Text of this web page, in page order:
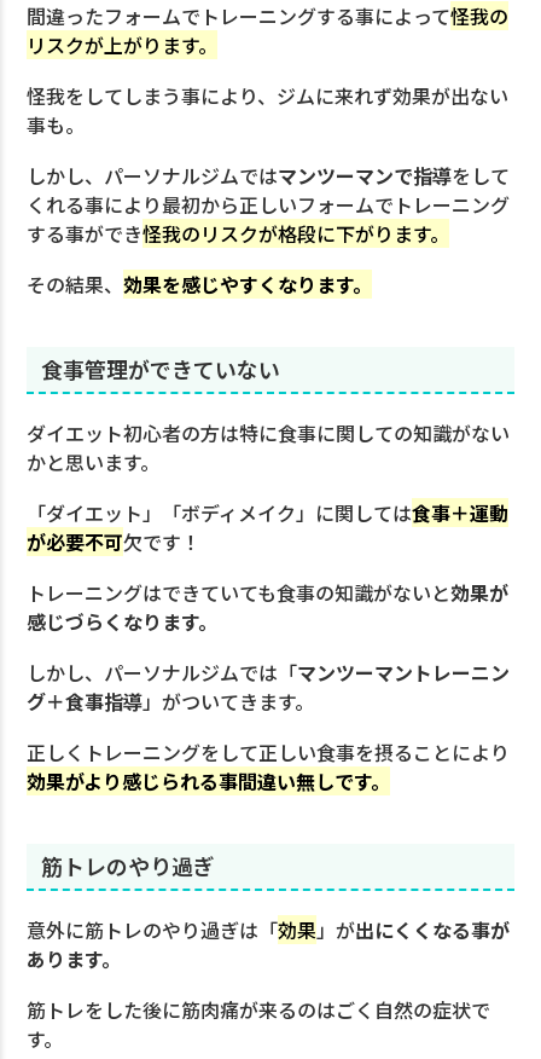
間違ったフォームでトレーニングする事によって怪我の
リスクが上がります。
怪我をしてしまう事により、ジムに来れず効果が出ない
事も。
しかし、パーソナルジムではマンツーマンで指導をして
くれる事により最初から正しいフォームでトレーニング
する事ができ怪我のリスクが格段に下がります。
その結果、効果を感じやすくなります。
食事管理ができていない
ダイエット初心者の方は特に食事に関しての知識がない
かと思います。
「ダイエット」「ボディメイク」に関しては食事＋運動
が必要不可欠です！
トレーニングはできていても食事の知識がないと効果が
感じづらくなります。
しかし、パーソナルジムでは「マンツーマントレーニン
グ＋食事指導」がついてきます。
正しくトレーニングをして正しい食事を摂ることにより
効果がより感じられる事間違い無しです。
筋トレのやり過ぎ
意外に筋トレのやり過ぎは「効果」が出にくくなる事が
あります。
筋トレをした後に筋肉痛が来るのはごく自然の症状で
す。